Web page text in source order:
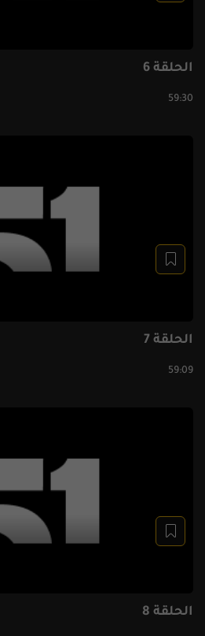
الحلقة 6
59:30
الحلقة 7
59:09
الحلقة 8